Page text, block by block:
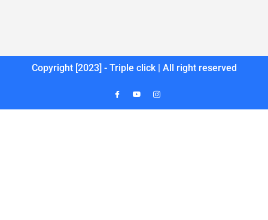
Copyright [2023] - Triple click | All right reserved